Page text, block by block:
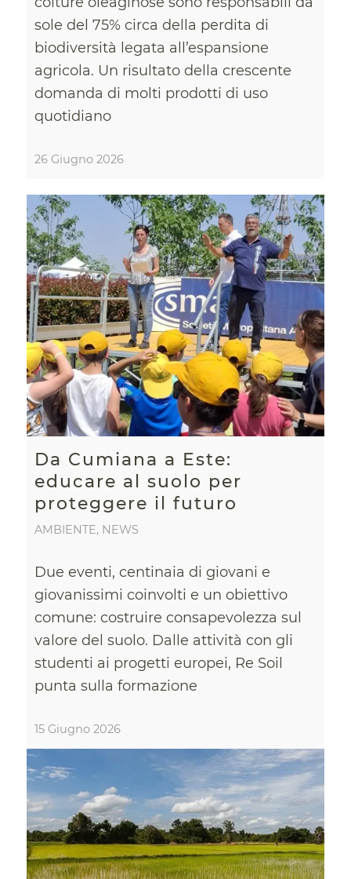
sole del 75% circa della perdita di
biodiversità legata all’espansione
agricola. Un risultato della crescente
domanda di molti prodotti di uso
quotidiano
26 Giugno 2026
Da Cumiana a Este:
educare al suolo per
proteggere il futuro
AMBIENTE, NEWS
Due eventi, centinaia di giovani e
giovanissimi coinvolti e un obiettivo
comune: costruire consapevolezza sul
valore del suolo. Dalle attività con gli
studenti ai progetti europei, Re Soil
punta sulla formazione
15 Giugno 2026